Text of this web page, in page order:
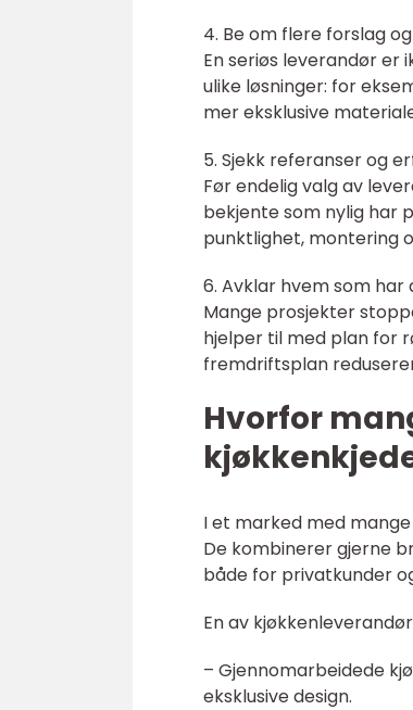
4. Be om flere forslag
En seriøs leverandør
ulike løsninger: for
mer eksklusive
5. Sjekk referanser og
Før endelig valg av
bekjente som nylig har
punktlighet, montering
6. Avklar hvem som har
Mange prosjekter
hjelper til med plan for
fremdriftsplan
Hvorfor
I et marked med
De kombinerer gjerne
både for privatkunder
En av
– Gjennomarbeidede
eksklusive design.